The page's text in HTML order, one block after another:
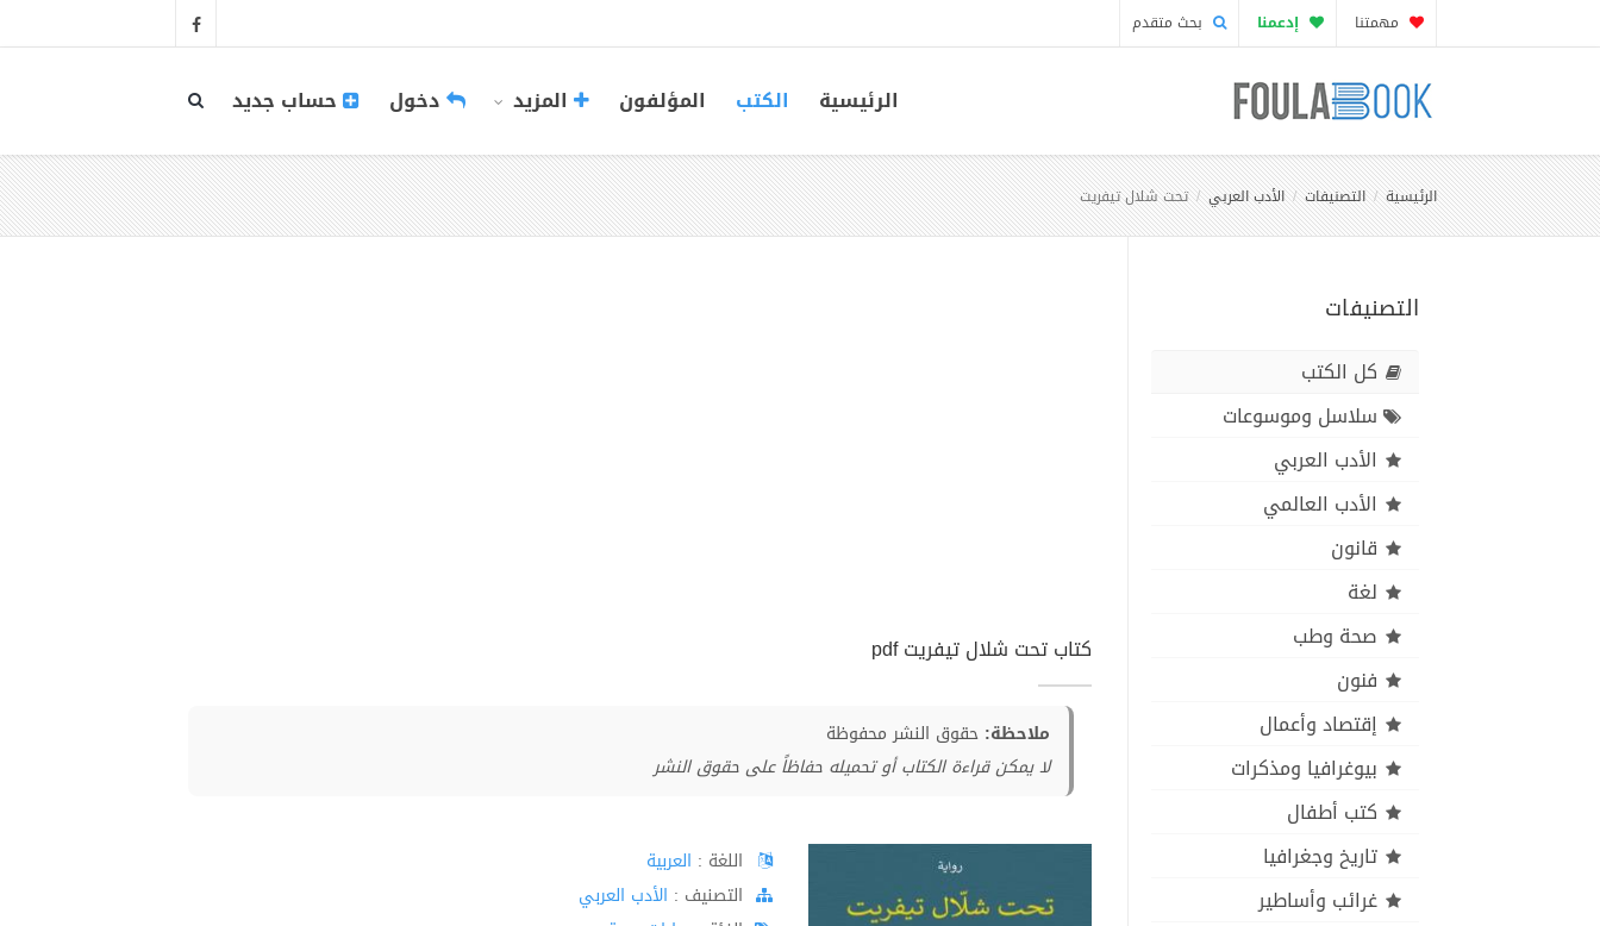
مهمتنا إدعمنا بحث متقدم
الرئيسية الكتب المؤلفون المزيد دخول حساب جديد
الرئيسية التصنيفات الأدب العربي تحت شلال تيفريت
التصنيفات
كل الكتب
سلاسل وموسوعات
الأدب العربي
الأدب العالمي
قانون
لغة
صحة وطب
فنون
إقتصاد وأعمال
بيوغرافيا ومذكرات
كتب أطفال
تاريخ وجغرافيا
غرائب وأساطير
كتاب تحت شلال تيفريت pdf
ملاحظة: حقوق النشر محفوظة
لا يمكن قراءة الكتاب أو تحميله حفاظاً على حقوق النشر
اللغة : العربية
اﻟﺘﺼﻨﻴﻒ : الأدب العربي